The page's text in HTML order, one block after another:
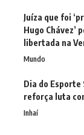
Juíza que foi
Hugo Chávez’
libertada na
Mundo
Dia do
reforça luta
Inhaí